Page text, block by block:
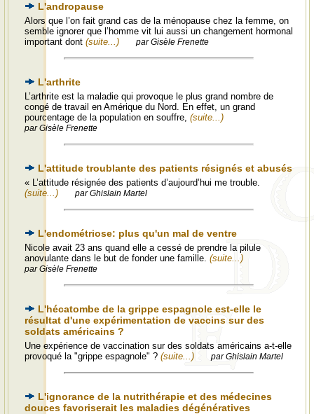
L'andropause
Alors que l’on fait grand cas de la ménopause chez la femme, on
semble ignorer que l’homme vit lui aussi un changement hormonal
important dont (suite...) par Gisèle Frenette
L'arthrite
L’arthrite est la maladie qui provoque le plus grand nombre de
congé de travail en Amérique du Nord. En effet, un grand
pourcentage de la population en souffre, (suite...)
par Gisèle Frenette
L'attitude troublante des patients résignés et abusés
« L’attitude résignée des patients d’aujourd’hui me trouble.
(suite...)
par Ghislain Martel
L'endométriose: plus qu'un mal de ventre
Nicole avait 23 ans quand elle a cessé de prendre la pilule
anovulante dans le but de fonder une famille. (suite...)
par Gisèle Frenette
L'hécatombe de la grippe espagnole est-elle le
résultat d'une expérimentation de vaccins sur des
soldats américains ?
Une expérience de vaccination sur des soldats américains a-t-elle
provoqué la "grippe espagnole" ? (suite...) par Ghislain Martel
L'ignorance de la nutrithérapie et des médecines
douces favoriserait les maladies dégénératives